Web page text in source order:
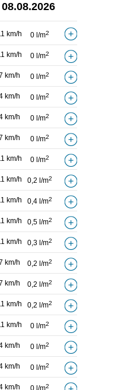
08.08.2026
km/h 0 l/m2
km/h 0 l/m2
km/h 0 l/m2
km/h 0 l/m2
km/h 0 l/m2
km/h 0 l/m2
km/h 0 l/m2
km/h 0,2 l/m2
km/h 0,4 l/m2
km/h 0,5 l/m2
km/h 0,3 l/m2
km/h 0,2 l/m2
km/h 0,2 l/m2
km/h 0,2 l/m2
km/h 0 l/m2
km/h 0 l/m2
km/h 0 l/m2
km/h 2